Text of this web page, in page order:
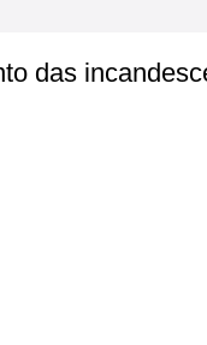
das